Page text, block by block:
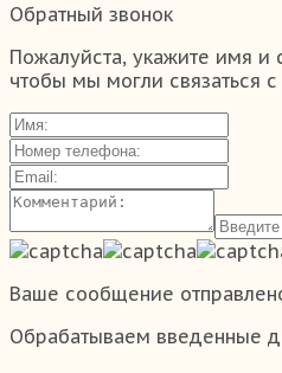
Обратный звонок
Пожалуйста, укажите имя и
чтобы мы могли связаться
Ваше сообщение
Обрабатываем введенные